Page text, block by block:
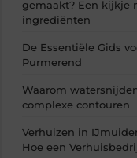
gemaakt? Een kijkje
ingrediënten
De Essentiële Gids
Purmerend
Waarom
complexe contouren
Verhuizen in
Hoe een